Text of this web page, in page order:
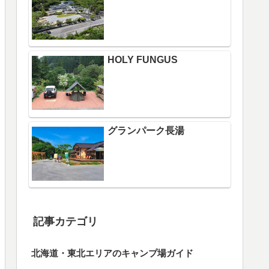
HOLY FUNGUS
グランパーク長湯
記事カテゴリ
北海道・東北エリアのキャンプ場ガイド